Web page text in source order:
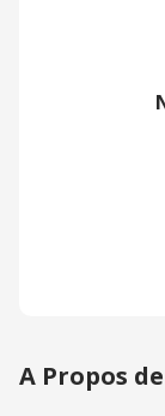
A Propos